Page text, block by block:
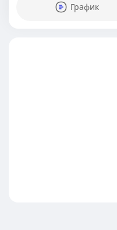
График